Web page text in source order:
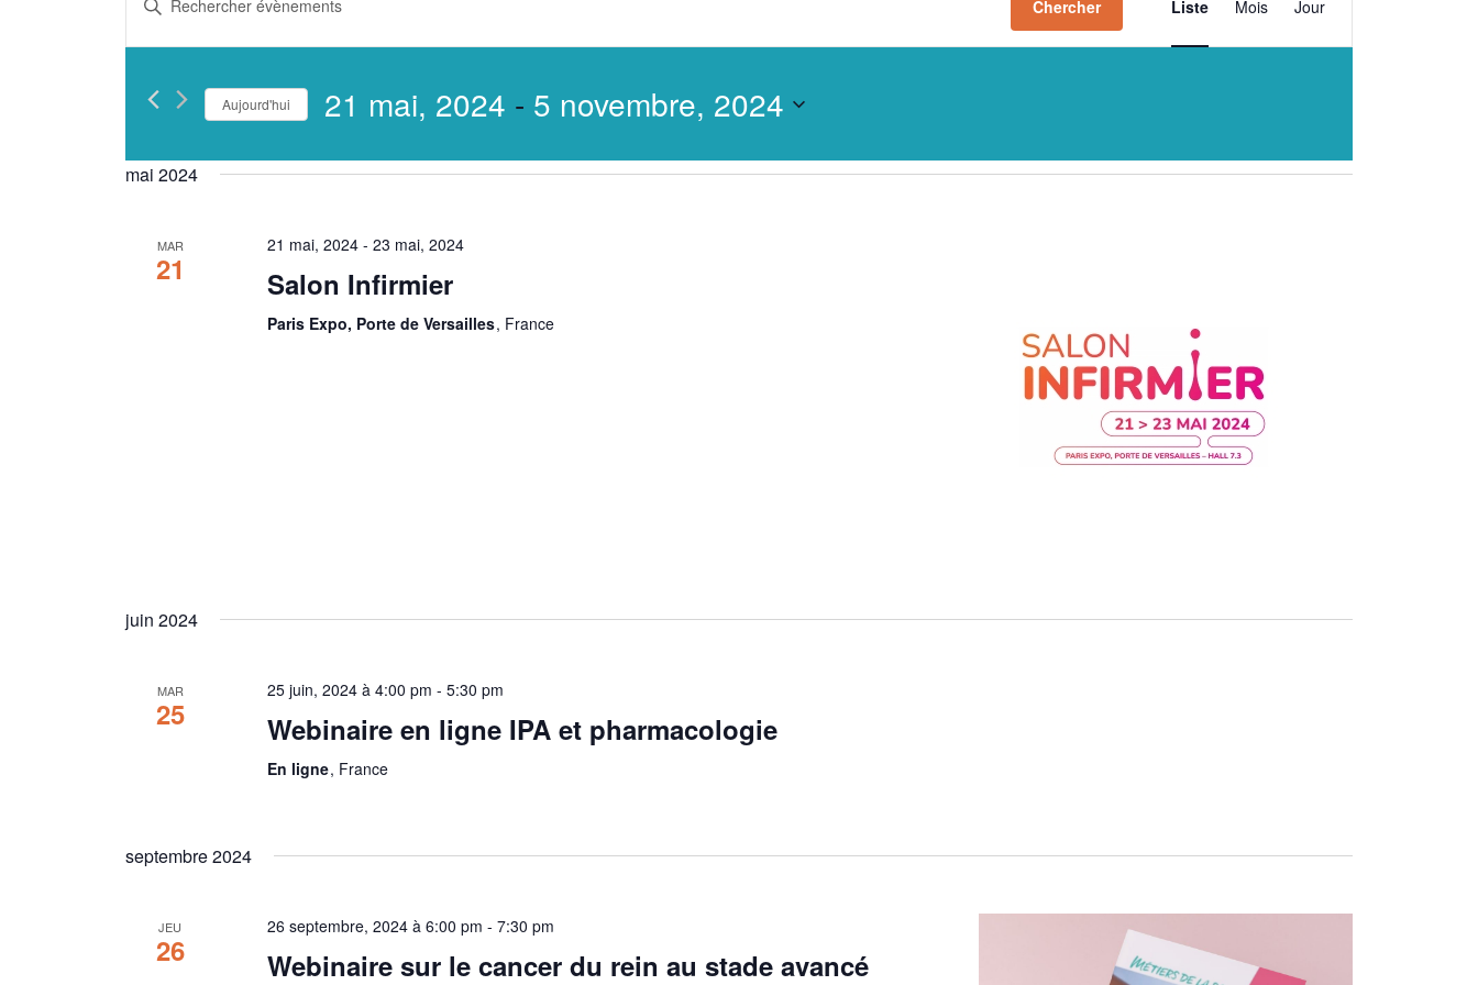
et
navigation
vues
Évènements
Rechercher
Évènements
mot-
Chercher
de
Liste Mois Jour
Aujourd'hui 21 mai, 2024 - 5 novembre, 2024
une
mai 2024
MAR
21
21 mai, 2024 -23 mai, 2024
Salon Infirmier
Paris Expo, Porte de Versailles, France
juin 2024
MAR
25
25 juin, 2024 à 4:00 pm -5:30 pm
Webinaire en ligne IPA et pharmacologie
En ligne, France
septembre 2024
JEU
26
26 septembre, 2024 à 6:00 pm -7:30 pm
Webinaire sur le cancer du rein au stade avancé